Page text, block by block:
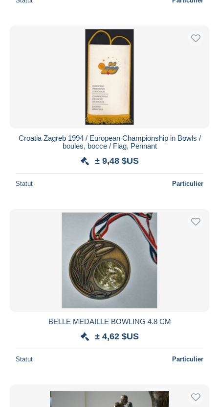
Croatia Zagreb 1994 / European Championship in Bowls /
boules, bocce / Flag, Pennant
± 9,48 $US
Statut Particulier
BELLE MEDAILLE BOWLING 4.8 CM
± 4,62 $US
Statut Particulier